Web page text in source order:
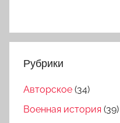
Рубрики
Авторское (34)
Военная история (39)